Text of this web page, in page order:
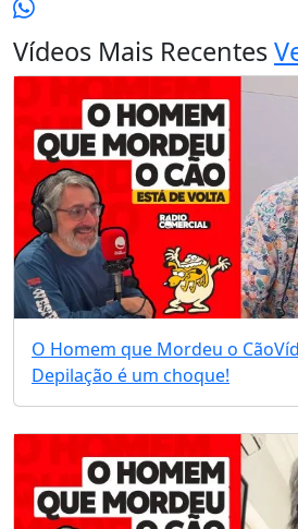
Vídeos Mais Recentes
O Homem que Mordeu o Cão
Depilação é um choque!